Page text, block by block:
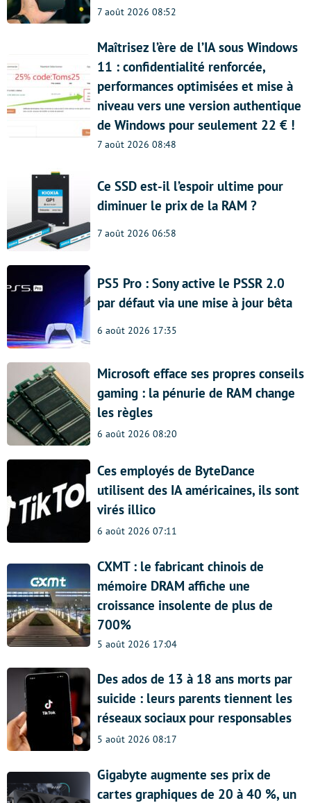
7 août 2026 08:52
Maîtrisez l’ère de l’IA sous Windows
11 : confidentialité renforcée,
performances optimisées et mise à
niveau vers une version authentique
de Windows pour seulement 22 € !
7 août 2026 08:48
Ce SSD est-il l’espoir ultime pour
diminuer le prix de la RAM ?
7 août 2026 06:58
PS5 Pro : Sony active le PSSR 2.0
par défaut via une mise à jour bêta
6 août 2026 17:35
Microsoft efface ses propres conseils
gaming : la pénurie de RAM change
les règles
6 août 2026 08:20
Ces employés de ByteDance
utilisent des IA américaines, ils sont
virés illico
6 août 2026 07:11
CXMT : le fabricant chinois de
mémoire DRAM affiche une
croissance insolente de plus de
700%
5 août 2026 17:04
Des ados de 13 à 18 ans morts par
suicide : leurs parents tiennent les
réseaux sociaux pour responsables
5 août 2026 08:17
Gigabyte augmente ses prix de
cartes graphiques de 20 à 40 %, un